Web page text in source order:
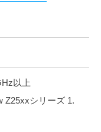
以上
Z25xxシリーズ 1.